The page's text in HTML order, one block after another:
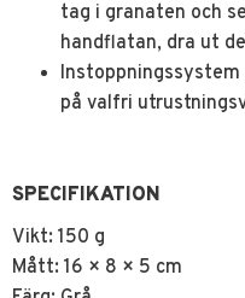
tag i granaten och
handflatan, dra ut
på valfri
SPECIFIKATION
Vikt: 150 g
Mått: 16 × 8 × 5 cm